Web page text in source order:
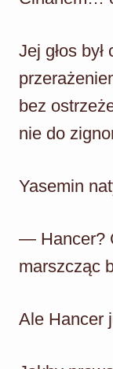
Jej głos
bez
nie do
Yasemin
— Hancer?
marszcząc
Ale Hancer